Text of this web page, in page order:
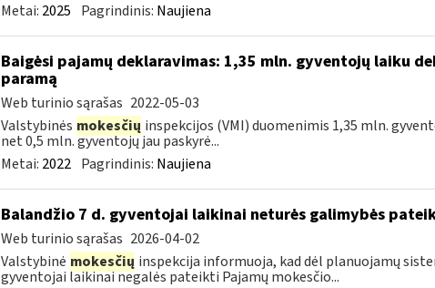
Metai: 2025 Pagrindinis: Naujiena
Baigėsi pajamų deklaravimas: 1,35 mln. gyventojų laiku
paramą
Web turinio sąrašas 2022-05-03
Valstybinės mokesčių inspekcijos (VMI) duomenimis 1,35 mln.
net 0,5 mln. gyventojų jau paskyrė...
Metai: 2022 Pagrindinis: Naujiena
Balandžio 7 d. gyventojai laikinai neturės galimybės
Web turinio sąrašas 2026-04-02
Valstybinė mokesčių inspekcija informuoja, kad dėl planuojamų
gyventojai laikinai negalės pateikti Pajamų mokesčio...